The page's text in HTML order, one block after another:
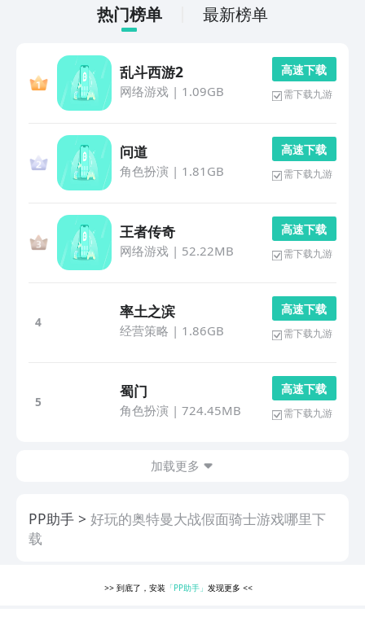
热门榜单 最新榜单
乱斗西游2
网络游戏| 1.09GB
高 速 下 载
需下载九游
问道
角色扮演 | 1.81GB
高 速 下 载
需下载九游
王者传奇
网络游戏| 52.22MB
高 速 下 载
需下载九游
4
率土之滨
经营策略 | 1.86GB
高 速 下 载
需下载九游
5
蜀门
角色扮演 | 724.45MB
高 速 下 载
需下载九游
加载更多
PP助手
好玩的奥特曼大战假面骑士游戏哪里下
载
>> 到底了，安装 「PP助手」发现更多<<